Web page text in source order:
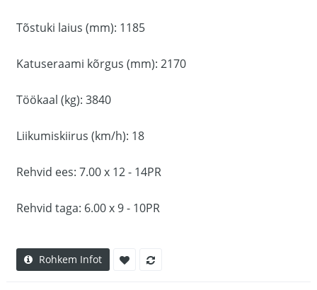
Tõstuki laius (mm): 1185
Katuseraami kõrgus (mm): 2170
Töökaal (kg): 3840
Liikumiskiirus (km/h): 18
Rehvid ees: 7.00 x 12 - 14PR
Rehvid taga: 6.00 x 9 - 10PR
Rohkem Infot